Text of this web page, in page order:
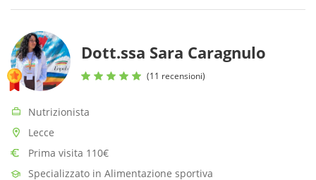
Dott.ssa Sara Caragnulo
(11 recensioni)
Nutrizionista
Lecce
Prima visita 110€
Specializzato in Alimentazione sportiva